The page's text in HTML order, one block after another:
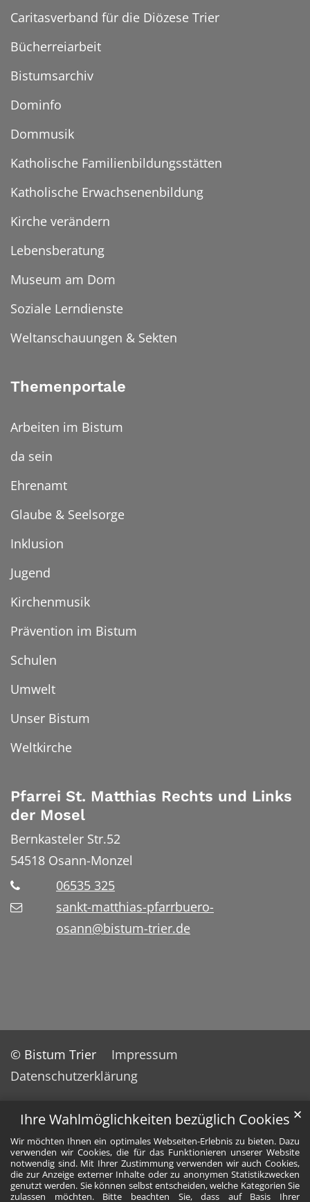
Ihre Wahlmöglichkeiten bezüglich Cookies
Wir möchten Ihnen ein optimales Webseiten-Erlebnis zu bieten. Dazu
verwenden wir Cookies, die für das Funktionieren unserer Website
notwendig sind. Mit Ihrer Zustimmung verwenden wir auch Cookies,
die zur Anzeige externer Inhalte oder zu anonymen Statistikzwecken
genutzt werden. Sie können selbst entscheiden, welche Kategorien Sie
zulassen möchten. Bitte beachten Sie, dass auf Basis Ihrer
✕
Caritasverband für die Diözese Trier
Bücherreiarbeit
Bistumsarchiv
Dominfo
Dommusik
Katholische Familienbildungsstätten
Katholische Erwachsenenbildung
Kirche verändern
Lebensberatung
Museum am Dom
Soziale Lerndienste
Weltanschauungen & Sekten
Themenportale
Arbeiten im Bistum
da sein
Ehrenamt
Glaube & Seelsorge
Inklusion
Jugend
Kirchenmusik
Prävention im Bistum
Schulen
Umwelt
Unser Bistum
Weltkirche
Pfarrei St. Matthias Rechts und Links
der Mosel
Bernkasteler Str.52
54518 Osann-Monzel
06535 325
sankt-matthias-pfarrbuero-
osann@bistum-trier.de
© Bistum Trier
Impressum
Datenschutzerklärung